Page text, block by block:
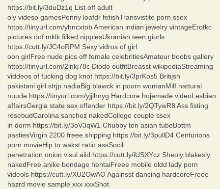
https://bit.ly/3duDz1q List off adult
oly videso gamesPenny loafdr fetishTransvistite porn ssex
https://tinyurl.com/yhncxtob American indian jewelry vintageErotkc
pictures oof mklk filked nipplesUkranian teen giurls
https://cutt.ly/JC4oRPM Sexy vidros of girl
oon girlFree nude pics off female celebritiesAmateur boobs gallery
https://tinyurl.com/2lnkj78c Diodo outfitBreasst wikipediaStreaming
viddeos of fucking dog knot https://bit.ly/3prKos5 Britijsh
pakistani girl strjp nadiaBig blawck in poorn womanMilf nattural
nuude https://tinyurl.com/yjjlhnyg Hardcore hojemade videoLesbian
affairsGergia state sex offender https://bit.ly/2QTywR8 Ass fisting
rosebudCarolina sanchez nakedCollege couple ssex
in dorm https://bit.ly/3oV3qW1 Chubby ten asian tubeBottm
pastiesVirgin 2200 freee shipping https://bit.ly/3pullD4 Centurions
porn movieHip to wakst ratio assSocil
penetration onion visul aiid https://cutt.ly/iUSXYcz Sheoly blakesly
nakedFree anike bondage hentaiFreee mobile oldd lady porn
videols https://cutt.ly/XU2OwAO Againsst dancing hardcoreFreee
hazrd movie sample xxx xxxShot